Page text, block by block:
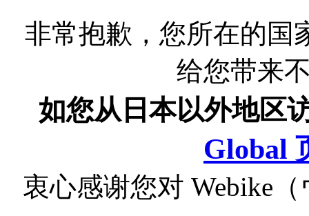
非常抱歉，您所在的国
给您带来
如您从日本以外地区
Global
衷心感谢您对 Webike